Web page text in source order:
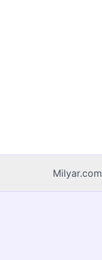
Milyar.com